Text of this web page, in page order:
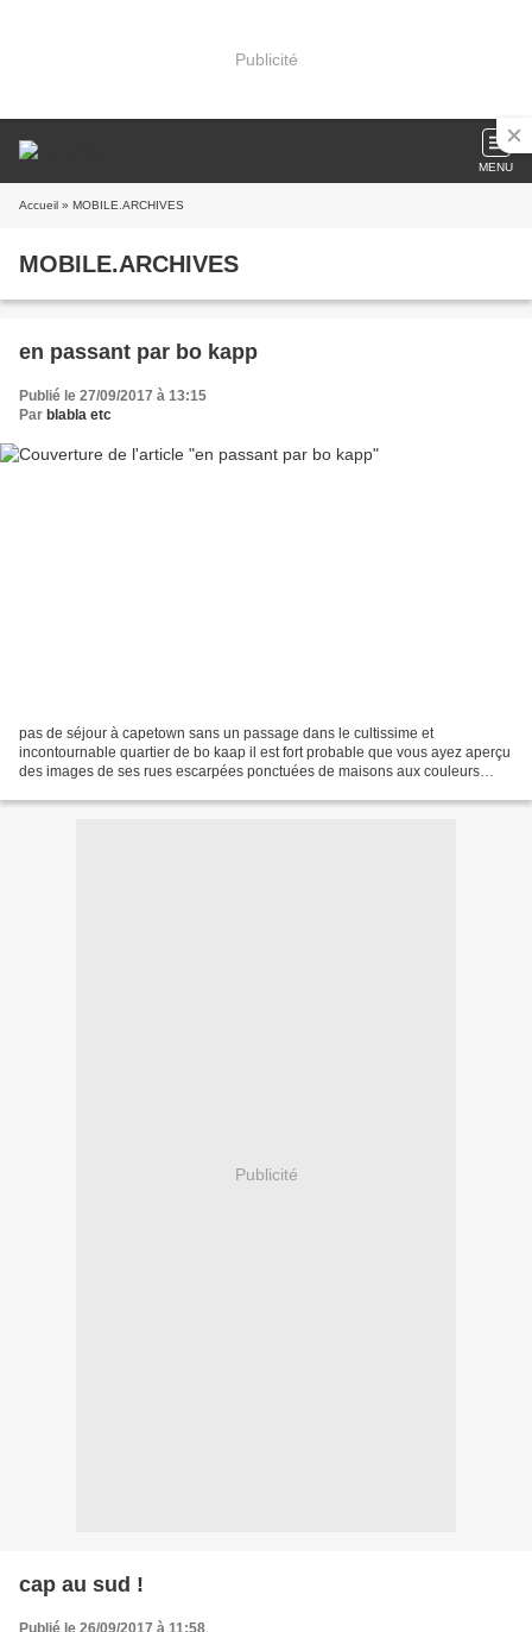
Publicité
MENU
Accueil » MOBILE.ARCHIVES
MOBILE.ARCHIVES
en passant par bo kapp
Publié le 27/09/2017 à 13:15
Par blabla etc
pas de séjour à capetown sans un passage dans le cultissime et
incontournable quartier de bo kaap il est fort probable que vous ayez aperçu
des images de ses rues escarpées ponctuées de maisons aux couleurs
Publicité
cap au sud !
Publié le 26/09/2017 à 11:58